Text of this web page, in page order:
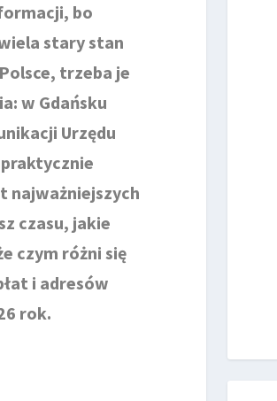
bo
stary stan
trzeba je
w Gdańsku
Urzędu
najważniejszych
czasu, jakie
czym różni się
i adresów
rok.